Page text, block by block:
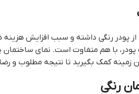
از پودر رنگی داشته و سبب افزایش
با هم متفاوت است. نماي ساختمان
زمینه کمک بگیرید تا نتیجه مطلوب و
رنگی